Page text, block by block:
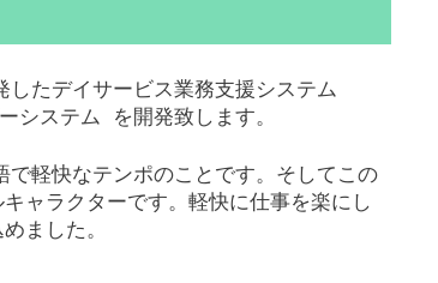
たデイサービス業務支援システム
ステム を開発致します。
軽快なテンポのことです。そしてこの
ャラクターです。軽快に仕事を楽にし
ました。